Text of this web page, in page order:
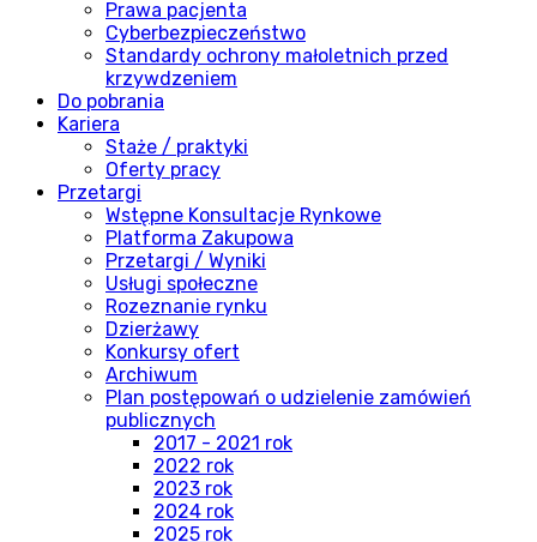
Prawa pacjenta
Cyberbezpieczeństwo
Standardy ochrony małoletnich przed
krzywdzeniem
Do pobrania
Kariera
Staże / praktyki
Oferty pracy
Przetargi
Wstępne Konsultacje Rynkowe
Platforma Zakupowa
Przetargi / Wyniki
Usługi społeczne
Rozeznanie rynku
Dzierżawy
Konkursy ofert
Archiwum
Plan postępowań o udzielenie zamówień
publicznych
2017 - 2021 rok
2022 rok
2023 rok
2024 rok
2025 rok